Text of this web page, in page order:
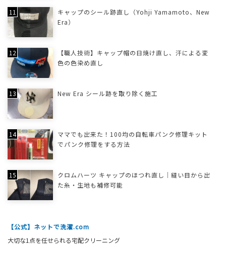
キャップのシール跡直し（Yohji Yamamoto、New
Era）
【職人技術】キャップ帽の日焼け直し、汗による変
色の色染め直し
New Era シール跡を取り除く施工
ママでも出来た！100均の自転車パンク修理キット
でパンク修理をする方法
クロムハーツ キャップのほつれ直し｜縫い目から出
た糸・生地も補修可能
【公式】ネットで洗濯.com
大切な1点を任せられる宅配クリーニング